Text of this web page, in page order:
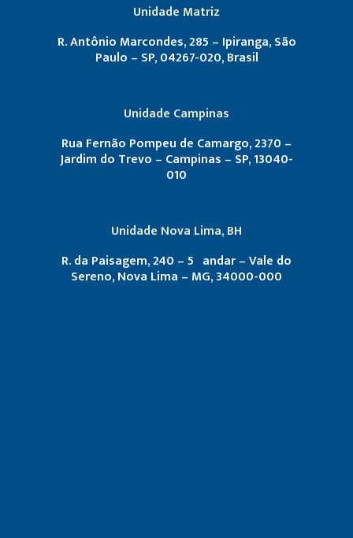
Unidade Matriz
R. Antônio Marcondes, 285 – Ipiranga, São
Paulo – SP, 04267-020, Brasil
Unidade Campinas
Rua Fernão Pompeu de Camargo, 2370 –
Jardim do Trevo – Campinas – SP, 13040-
010
Unidade Nova Lima, BH
R. da Paisagem, 240 – 5º andar – Vale do
Sereno, Nova Lima – MG, 34000-000